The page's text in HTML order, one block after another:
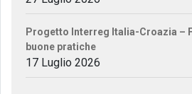
Progetto Interreg Italia-Croazia –
buone pratiche
17 Luglio 2026